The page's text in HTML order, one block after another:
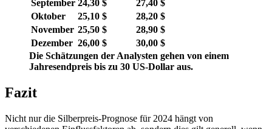
September 24,30 $
27,40 $
Oktober
25,10 $
28,20 $
November 25,50 $
28,90 $
Dezember 26,00 $
30,00 $
Die Schätzungen der Analysten gehen von einem
Jahresendpreis bis zu 30 US-Dollar aus.
Fazit
Nicht nur die Silberpreis-Prognose für 2024 hängt von